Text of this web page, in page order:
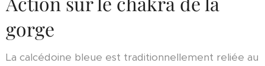
gorge
La calcédoine bleue est traditionnellement reliée au